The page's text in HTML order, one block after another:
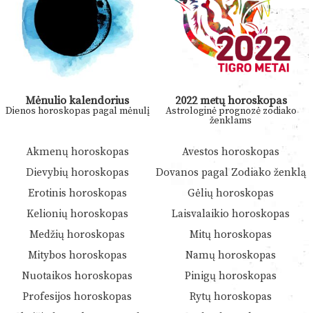
Mėnulio kalendorius
Dienos horoskopas pagal mėnulį
2022 metų horoskopas
Astrologinė prognozė zodiako
ženklams
Akmenų horoskopas
Avestos horoskopas
Dievybių horoskopas
Dovanos pagal Zodiako ženklą
Erotinis horoskopas
Gėlių horoskopas
Kelionių horoskopas
Laisvalaikio horoskopas
Medžių horoskopas
Mitų horoskopas
Mitybos horoskopas
Namų horoskopas
Nuotaikos horoskopas
Pinigų horoskopas
Profesijos horoskopas
Rytų horoskopas